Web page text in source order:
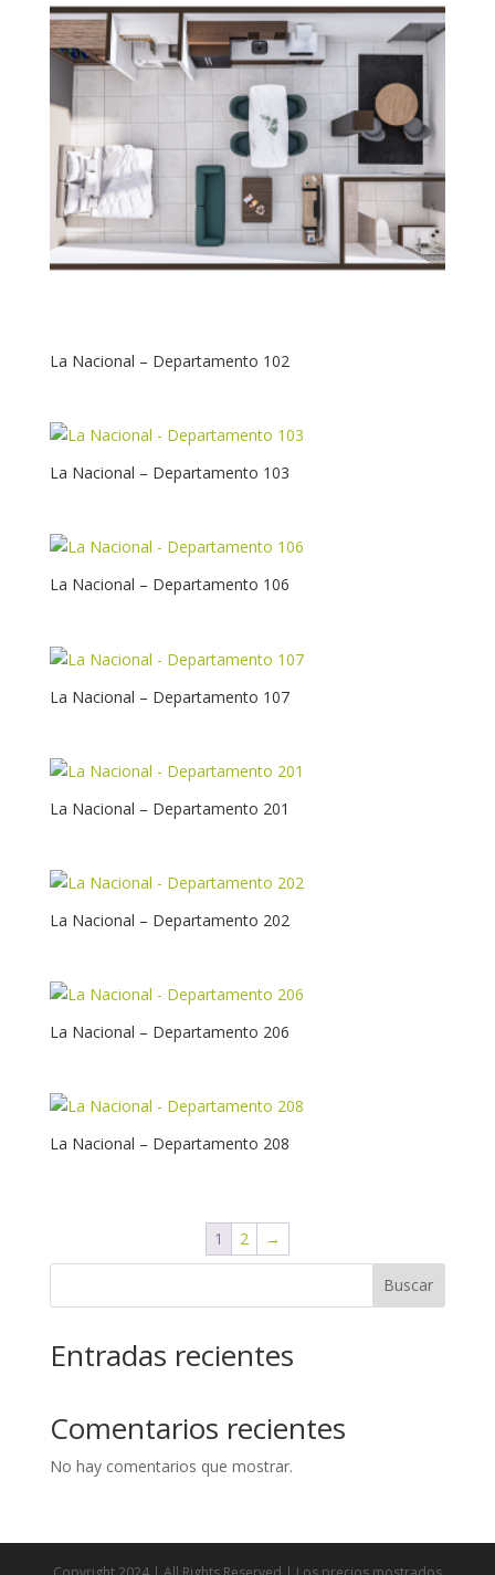
La Nacional – Departamento 102
La Nacional – Departamento 103
La Nacional – Departamento 106
La Nacional – Departamento 107
La Nacional – Departamento 201
La Nacional – Departamento 202
La Nacional – Departamento 206
La Nacional – Departamento 208
1 2 →
Buscar
Entradas recientes
Comentarios recientes
No hay comentarios que mostrar.